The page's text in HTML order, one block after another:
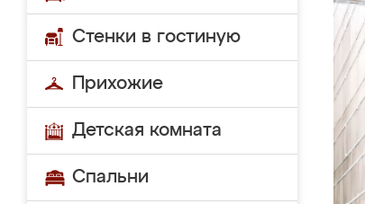
Стенки в гостиную
Прихожие
Детская комната
Спальни